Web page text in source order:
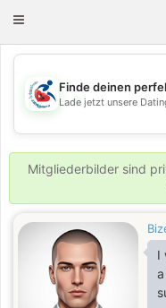
Toggle
💖
Finde deinen
Lade jetzt unsere
Mitgliederbilder sind
I